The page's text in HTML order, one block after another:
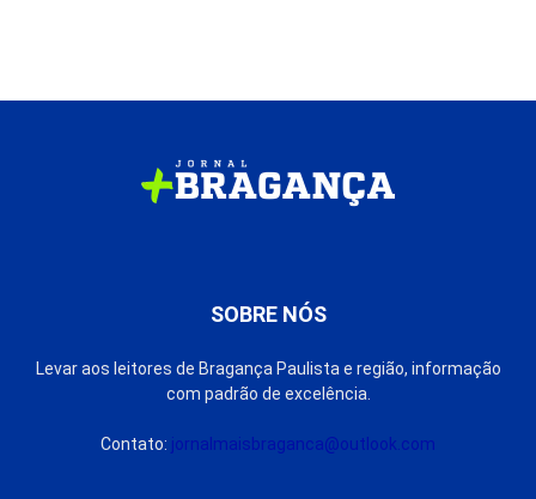
SOBRE NÓS
Levar aos leitores de Bragança Paulista e região, informação
com padrão de excelência.
Contato: jornalmaisbraganca@outlook.com